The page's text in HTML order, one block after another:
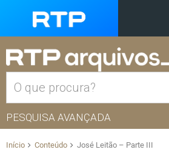
PESQUISA AVANÇADA
Início Conteúdo José Leitão – Parte III